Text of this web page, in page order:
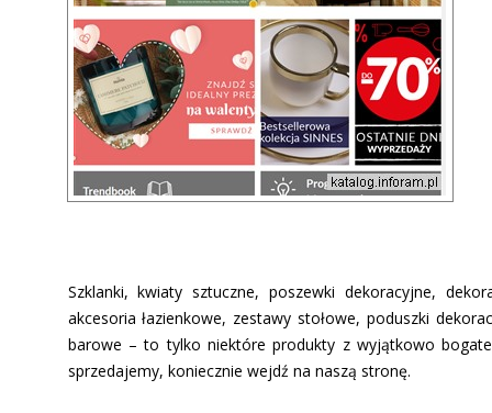
Szklanki, kwiaty sztuczne, poszewki dekoracyjne,
akcesoria łazienkowe, zestawy stołowe, poduszki
barowe – to tylko niektóre produkty z wyjątkowo
sprzedajemy, koniecznie wejdź na naszą stronę.